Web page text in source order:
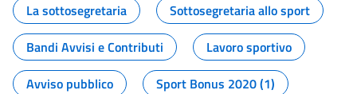
La sottosegretaria
Sottosegretaria allo sport
Bandi Avvisi e Contributi
Lavoro sportivo
Avviso pubblico
Sport Bonus 2020 (1)